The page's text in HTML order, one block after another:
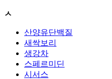
ㅅ
산양유단백질
새싹보리
생강차
스페르미딘
시서스